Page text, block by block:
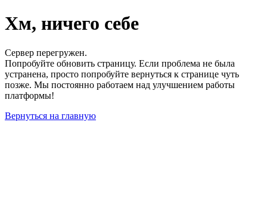
Хм, ничего себе
Сервер перегружен.
Попробуйте обновить страницу. Если проблема не была
устранена, просто попробуйте вернуться к странице чуть
позже. Мы постоянно работаем над улучшением работы
платформы!
Вернуться на главную